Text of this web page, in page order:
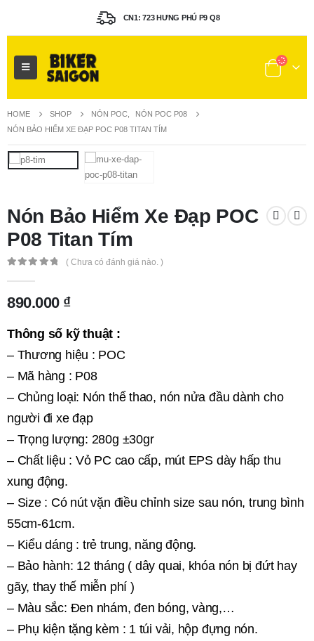
CN1: 723 HƯNG PHÚ P9 Q8
HOME SHOP NÓN POC
NÓN POC P08
NÓN BẢO HIỂM XE ĐẠP POC P08 TITAN TÍM
Nón Bảo Hiểm Xe Đạp POC
P08 Titan Tím
( Chưa có đánh giá nào. )
890.000 ₫
Thông số kỹ thuật :
– Thương hiệu : POC
– Mã hàng : P08
– Chủng loại: Nón thể thao, nón nửa đầu dành cho
người đi xe đạp
– Trọng lượng: 280g ±30gr
– Chất liệu : Vỏ PC cao cấp, mút EPS dày hấp thu
xung động.
– Size : Có nút vặn điều chỉnh size sau nón, trung bình
55cm-61cm.
– Kiểu dáng : trẻ trung, năng động.
– Bảo hành: 12 tháng ( dây quai, khóa nón bị đứt hay
gãy, thay thế miễn phí )
– Màu sắc: Đen nhám, đen bóng, vàng,…
– Phụ kiện tặng kèm : 1 túi vải, hộp đựng nón.